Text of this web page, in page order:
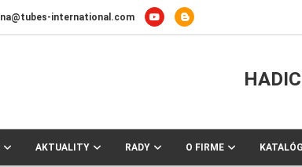
international.com
AKTUALITY RADY O FIRME KATALÓG